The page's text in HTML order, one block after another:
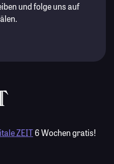
und folge uns auf
ZEIT6 Wochen gratis!